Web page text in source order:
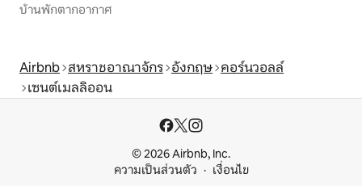
บ้านพักตากอากาศ
Airbnb สหราชอาณาจักร อังกฤษ คอร์นวอลล์
เซนต์เมลลิออน
© 2026 Airbnb, Inc.
ความเป็นส่วนตัว
เงื่อนไข